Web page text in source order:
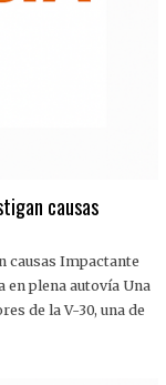
causas
causas Impactante
en plena autovía Una
de la V-30, una de